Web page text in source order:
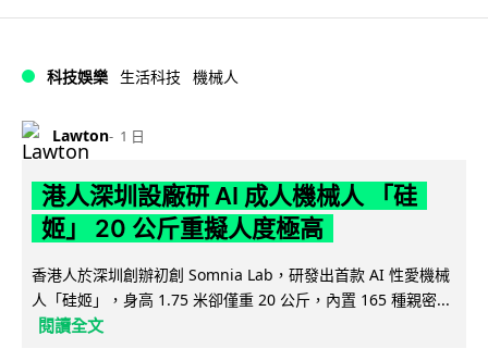
科技娛樂 生活科技 機械人
Lawton 1 日
港人深圳設廠研 AI 成人機械人 「硅
姬」 20 公斤重擬人度極高
香港人於深圳創辦初創 Somnia Lab，研發出首款 AI 性愛機械
人「硅姬」，身高 1.75 米卻僅重 20 公斤，內置 165 種親密...
閱讀全文